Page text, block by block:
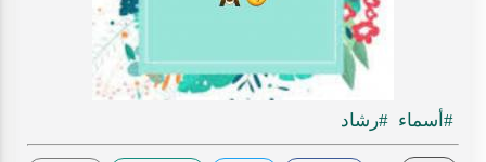
#أسماء #رشاد